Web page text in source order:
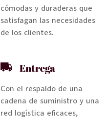
cómodas y duraderas que
satisfagan las necesidades
de los clientes.
Entrega
Con el respaldo de una
cadena de suministro y una
red logística eficaces,